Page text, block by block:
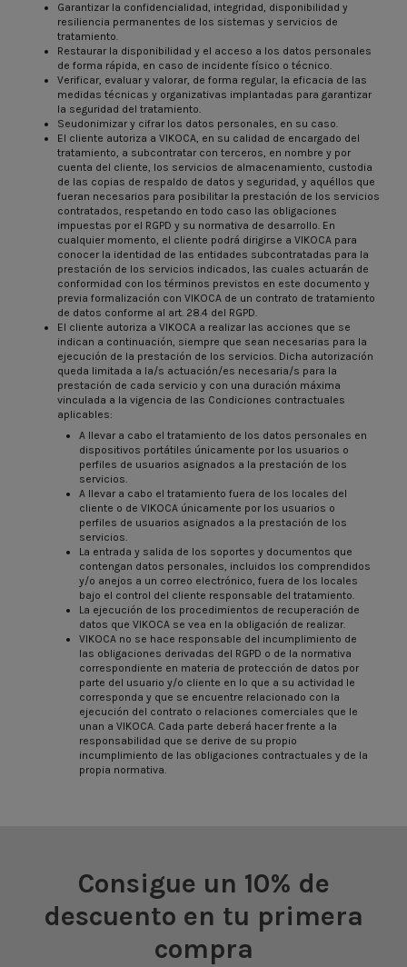
Garantizar la confidencialidad, integridad, disponibilidad y
resiliencia permanentes de los sistemas y servicios de
tratamiento.
Restaurar la disponibilidad y el acceso a los datos personales
de forma rápida, en caso de incidente físico o técnico.
Verificar, evaluar y valorar, de forma regular, la eficacia de las
medidas técnicas y organizativas implantadas para garantizar
la seguridad del tratamiento.
Seudonimizar y cifrar los datos personales, en su caso.
El cliente autoriza a VIKOCA, en su calidad de encargado del
tratamiento, a subcontratar con terceros, en nombre y por
cuenta del cliente, los servicios de almacenamiento, custodia
de las copias de respaldo de datos y seguridad, y aquéllos que
fueran necesarios para posibilitar la prestación de los servicios
contratados, respetando en todo caso las obligaciones
impuestas por el RGPD y su normativa de desarrollo. En
cualquier momento, el cliente podrá dirigirse a VIKOCA para
conocer la identidad de las entidades subcontratadas para la
prestación de los servicios indicados, las cuales actuarán de
conformidad con los términos previstos en este documento y
previa formalización con VIKOCA de un contrato de tratamiento
de datos conforme al art. 28.4 del RGPD.
El cliente autoriza a VIKOCA a realizar las acciones que se
indican a continuación, siempre que sean necesarias para la
ejecución de la prestación de los servicios. Dicha autorización
queda limitada a la/s actuación/es necesaria/s para la
prestación de cada servicio y con una duración máxima
vinculada a la vigencia de las Condiciones contractuales
aplicables:
A llevar a cabo el tratamiento de los datos personales en
dispositivos portátiles únicamente por los usuarios o
perfiles de usuarios asignados a la prestación de los
servicios.
A llevar a cabo el tratamiento fuera de los locales del
cliente o de VIKOCA únicamente por los usuarios o
perfiles de usuarios asignados a la prestación de los
servicios.
La entrada y salida de los soportes y documentos que
contengan datos personales, incluidos los comprendidos
y/o anejos a un correo electrónico, fuera de los locales
bajo el control del cliente responsable del tratamiento.
La ejecución de los procedimientos de recuperación de
datos que VIKOCA se vea en la obligación de realizar.
VIKOCA no se hace responsable del incumplimiento de
las obligaciones derivadas del RGPD o de la normativa
correspondiente en materia de protección de datos por
parte del usuario y/o cliente en lo que a su actividad le
corresponda y que se encuentre relacionado con la
ejecución del contrato o relaciones comerciales que le
unan a VIKOCA. Cada parte deberá hacer frente a la
responsabilidad que se derive de su propio
incumplimiento de las obligaciones contractuales y de la
propia normativa.
Consigue un 10% de
descuento en tu primera
compra